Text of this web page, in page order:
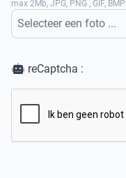
max 2Mb, JPG, PNG , GIF, BMP
Selecteer een foto ...
reCaptcha :